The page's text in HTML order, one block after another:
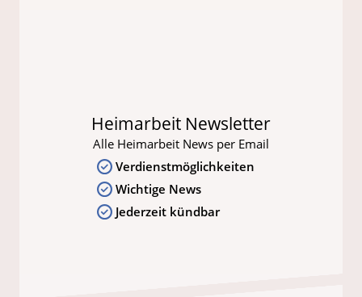
Heimarbeit Newsletter
Alle Heimarbeit News per Email
Verdienstmöglichkeiten
Wichtige News
Jederzeit kündbar